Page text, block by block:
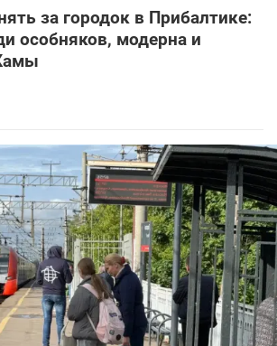
за городок в Прибалтике:
особняков, модерна и